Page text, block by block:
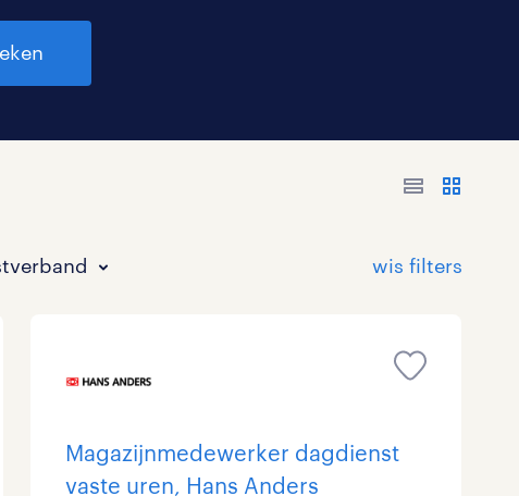
Bouw 0
HAVO/VWO 3
17 - 24 uur 29
Tijdelijk met uitzicht op vast 88
Magazijnmedewerker dagdienst
vaste uren, Hans Anders